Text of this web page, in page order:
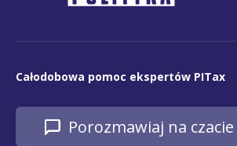
Całodobowa pomoc ekspertów PITax
Porozmawiaj na czacie